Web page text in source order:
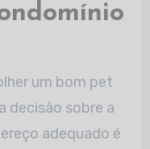
um bom pet
decisão sobre a
adequado é